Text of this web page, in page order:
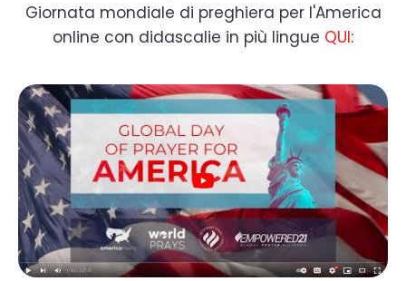
Giornata mondiale di preghiera per l'America
online con didascalie in più lingue QUI: